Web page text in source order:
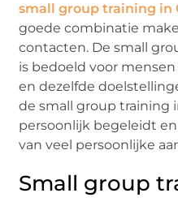
small group training in
goede combinatie
contacten. De small
is bedoeld voor
en dezelfde
de small group training
persoonlijk begeleidt
van veel persoonlijke
Small group